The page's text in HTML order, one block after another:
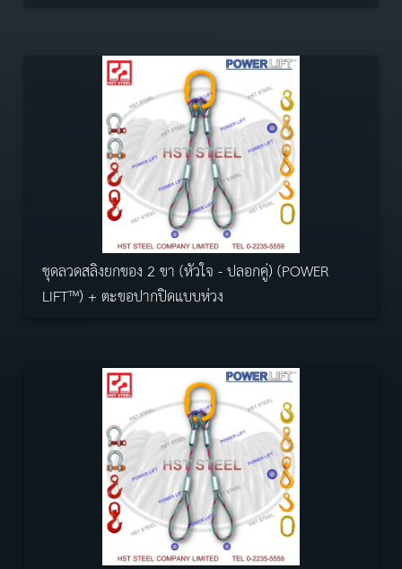
ชุดลวดสลิงยกของ 2 ขา (หัวใจ - ปลอกคู่) (POWER
LIFT™) + ตะขอปากปิดแบบห่วง